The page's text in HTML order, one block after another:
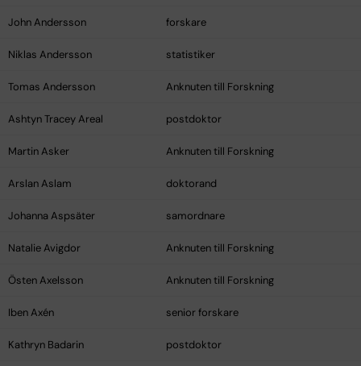
John Andersson forskare
Niklas Andersson statistiker
Tomas Andersson Anknuten till Forskning
Ashtyn Tracey Areal postdoktor
Martin Asker Anknuten till Forskning
Arslan Aslam doktorand
Johanna Aspsäter samordnare
Natalie Avigdor Anknuten till Forskning
Östen Axelsson Anknuten till Forskning
Iben Axén senior forskare
Kathryn Badarin postdoktor